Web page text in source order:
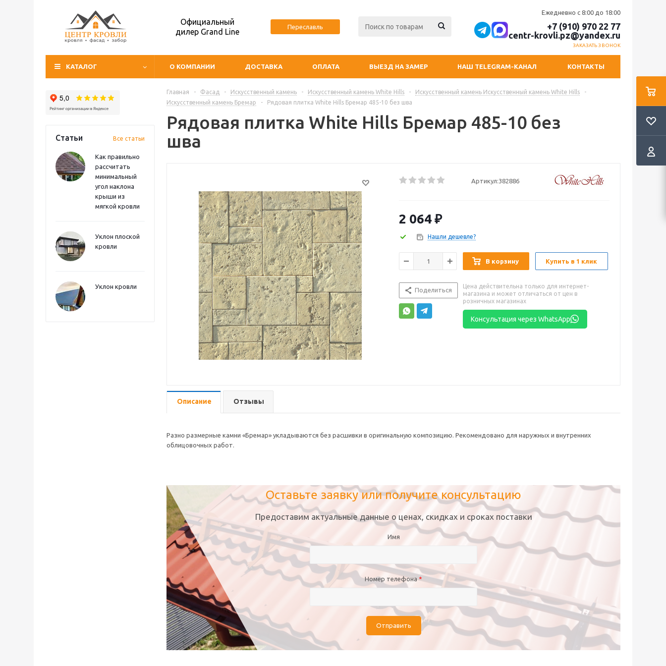
Официальный
дилер Grand Line
Переславль
Ежедневно с 8:00 до 18:00
+7 (910) 970 22 77
centr-krovli.pz@yandex.ru
ЗАКАЗАТЬ ЗВОНОК
КАТАЛОГ О КОМПАНИИ ДОСТАВКА ОПЛАТА ВЫЕЗД НА ЗАМЕР НАШ TELEGRAM-КАНАЛ КОНТАКТЫ
Статьи Все статьи
Как правильно
рассчитать
минимальный
угол наклона
крыши из
мягкой кровли
Уклон плоской
кровли
Уклон кровли
Главная - Фасад - Искусственный камень - Искусственный камень White Hills - Искусственный камень Искусственный камень White Hills
-
Искусственный камень Бремар
- Рядовая плитка White Hills Бремар 485-10 без шва
Рядовая плитка White Hills Бремар 485-10 без
шва
Артикул:382886
2 064 ₽
Нашли дешевле?
В корзину Купить в 1 клик
Поделиться
Цена действительна только для интернет-
магазина и может отличаться от цен в
розничных магазинах
Консультация через WhatsApp
Описание Отзывы
Разно размерные камни «Бремар» укладываются без расшивки в оригинальную композицию. Рекомендовано для наружных и внутренних
облицовочных работ.
Оставьте заявку или получите консультацию
Предоставим актуальные данные о ценах, скидках и сроках поставки
Имя
Номер телефона*
Отправить